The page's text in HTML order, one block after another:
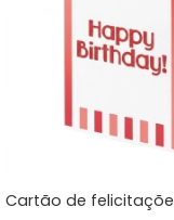
Cartão de